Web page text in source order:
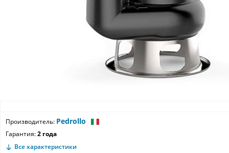
Производитель: Pedrollo
Гарантия:2 года
Все характеристики